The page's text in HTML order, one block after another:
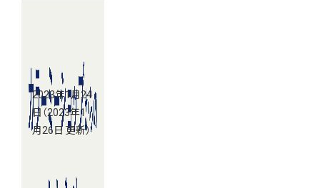
2023年1月24
日 （2023年1
月26日 更新）